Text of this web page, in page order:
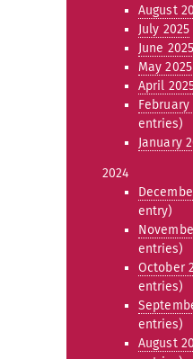
August
July 2025
June 2025
May 2025
April
February
entries)
January
2024
entry)
entries)
October
entries)
entries)
August